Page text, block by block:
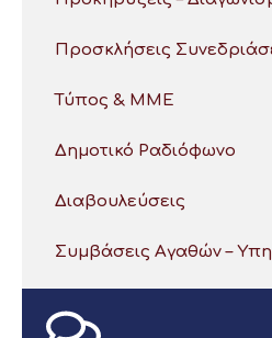
Προσκλήσεις
Τύπος & ΜΜΕ
Δημοτικό Ραδιόφωνο
Διαβουλεύσεις
Συμβάσεις Αγαθών –